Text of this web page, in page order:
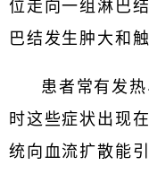
位走向一组淋巴
巴结发生肿大和触
患者常有发热
时这些症状出现
统向血流扩散能